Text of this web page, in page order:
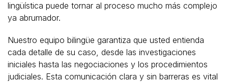
lingüística puede tornar al proceso mucho más complejo
ya abrumador.
Nuestro equipo bilingüe garantiza que usted entienda
cada detalle de su caso, desde las investigaciones
iniciales hasta las negociaciones y los procedimientos
judiciales. Esta comunicación clara y sin barreras es vital